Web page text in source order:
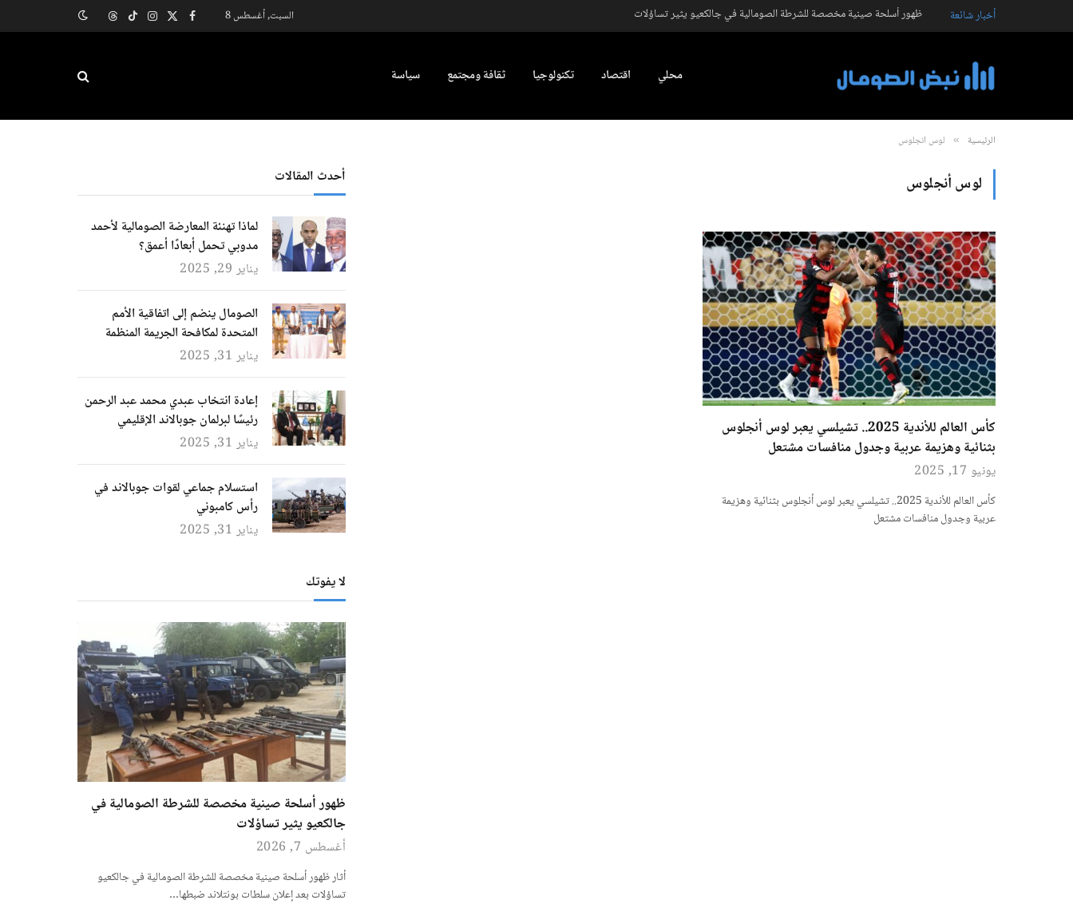
أخبار شائعة ظهور أسلحة صينية مخصصة للشرطة الصومالية في جالكعيو يثير تساؤلات السبت, أغسطس 8 فيسبوك
X
الانستغرام
تيكتوكThreads
محلي اقتصاد تكنولوجيا ثقافة ومجتمع سياسة
الرئيسية » لوس أنجلوس
لوس أنجلوس
كأس العالم للأندية 2025.. تشيلسي يعبر لوس أنجلوس
بثنائية وهزيمة عربية وجدول منافسات مشتعل
يونيو 17, 2025
كأس العالم للأندية 2025.. تشيلسي يعبر لوس أنجلوس بثنائية وهزيمة
عربية وجدول منافسات مشتعل
أحدث المقالات
لماذا تهنئة المعارضة الصومالية لأحمد
مدوبي تحمل أبعادًا أعمق؟
يناير 29, 2025
الصومال ينضم إلى اتفاقية الأمم
المتحدة لمكافحة الجريمة المنظمة
يناير 31, 2025
إعادة انتخاب عبدي محمد عبد الرحمن
رئيسًا لبرلمان جوبالاند الإقليمي
يناير 31, 2025
استسلام جماعي لقوات جوبالاند في
رأس كامبوني
يناير 31, 2025
لا يفوتك
ظهور أسلحة صينية مخصصة للشرطة الصومالية في
جالكعيو يثير تساؤلات
أغسطس 7, 2026
أثار ظهور أسلحة صينية مخصصة للشرطة الصومالية في جالكعيو
تساؤلات بعد إعلان سلطات بونتلاند ضبطها…